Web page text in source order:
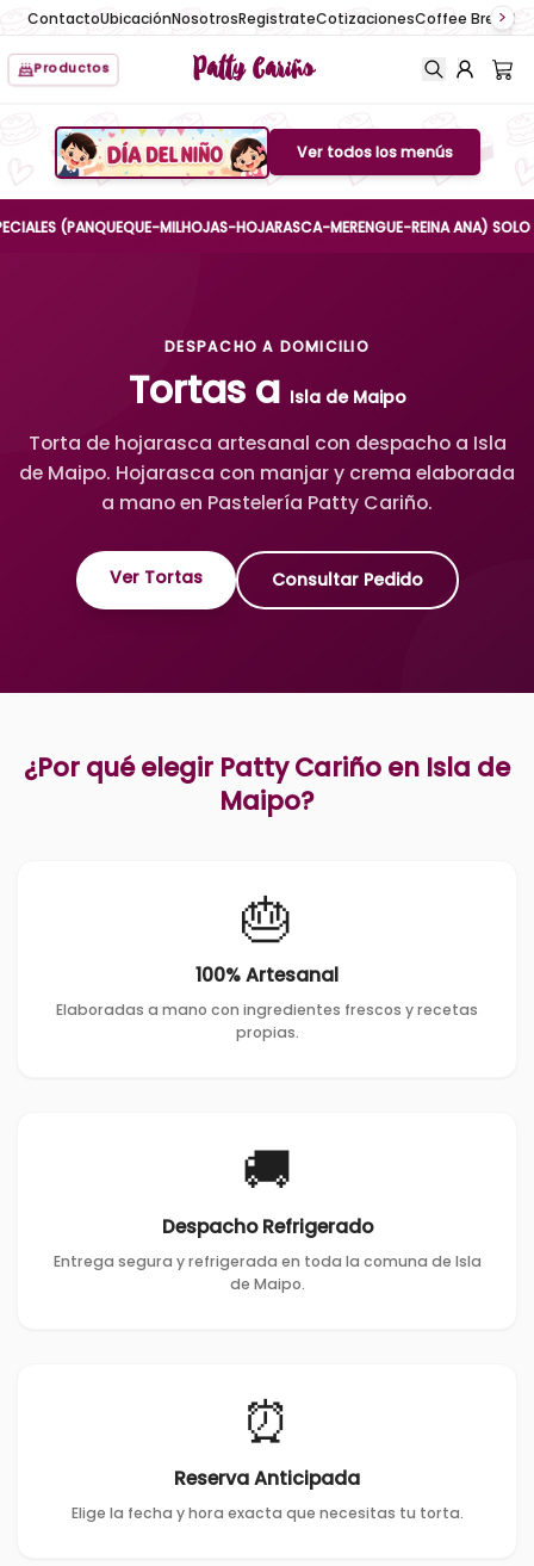
ContactoUbicaciónNosotrosRegistrateCotizacionesCoffee Break
Productos Patty Cariño
Boton de menu
Ver todos los menús
(PANQUEQUE-MILHOJAS-HOJARASCA-MERENGUE-REINA ANA) SOLO
DESPACHO A DOMICILIO
Tortas a Isla de Maipo
Torta de hojarasca artesanal con despacho a Isla
de Maipo. Hojarasca con manjar y crema elaborada
a mano en Pastelería Patty Cariño.
Ver Tortas Consultar Pedido
¿Por qué elegir Patty Cariño en Isla de
Maipo?
🎂
100% Artesanal
Elaboradas a mano con ingredientes frescos y recetas
propias.
🚚
Despacho Refrigerado
Entrega segura y refrigerada en toda la comuna de Isla
de Maipo.
⏰
Reserva Anticipada
Elige la fecha y hora exacta que necesitas tu torta.